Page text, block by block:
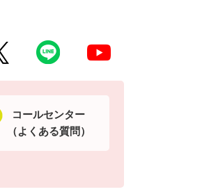
コールセンター
（よくある質問）